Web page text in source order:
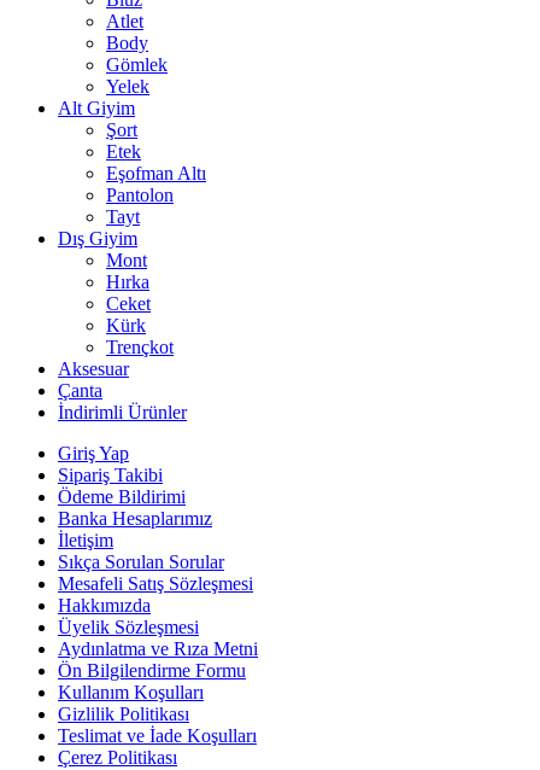
Atlet
Body
Gömlek
Yelek
Alt Giyim
Şort
Etek
Eşofman Altı
Pantolon
Tayt
Dış Giyim
Mont
Hırka
Ceket
Kürk
Trençkot
Aksesuar
Çanta
İndirimli Ürünler
Giriş Yap
Sipariş Takibi
Ödeme Bildirimi
Banka Hesaplarımız
İletişim
Sıkça Sorulan Sorular
Mesafeli Satış Sözleşmesi
Hakkımızda
Üyelik Sözleşmesi
Aydınlatma ve Rıza Metni
Ön Bilgilendirme Formu
Kullanım Koşulları
Gizlilik Politikası
Teslimat ve İade Koşulları
Çerez Politikası